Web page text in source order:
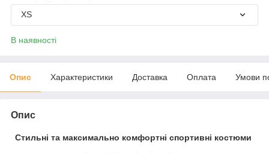
XS
В наявності
Опис Характеристики Доставка Оплата Умови
Опис
Стильні та максимально комфортні спортивні костюми